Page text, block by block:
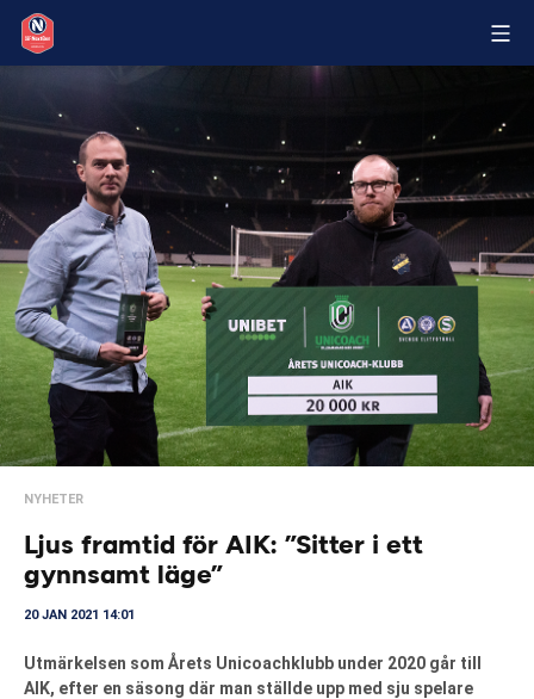
NYHETER
Ljus framtid för AIK: ”Sitter i ett
gynnsamt läge”
20 JAN 2021 14:01
Utmärkelsen som Årets Unicoachklubb under 2020 går till
AIK, efter en säsong där man ställde upp med sju spelare